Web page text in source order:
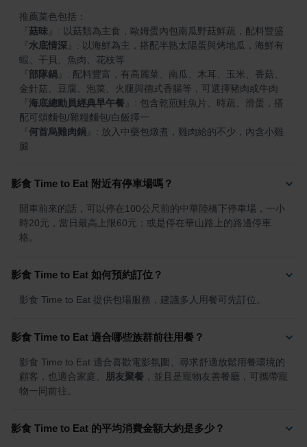
菇味
水底情深
: 以海鮮為主，搭配半熟太陽蛋與烤地瓜，海鮮有
部隊鍋
: 配料豐富，有高麗菜、南瓜、木耳、玉米、香菇、
海底總動員經典早午餐
: 包含乾煎鮭魚片、時蔬、滑蛋，搭
何首烏雞肉鍋
: 放入中藥包燉煮，雞肉給的不少，內含小雞
腿
影食 Time to Eat 附近有停車場嗎？
開車前來的話，可以停在100公尺前的中華陸橋下停車場，一小
時20元，當日最高上限60元；或是停在華山路上的路邊停車
格。
影食 Time to Eat 如何預約訂位？
影食 Time to Eat 提供包場服務，建議多人用餐可先訂位。
影食 Time to Eat 適合哪些族群前往用餐？
影食 Time to Eat 適合喜歡電影氛圍、尋求舒適放鬆用餐環境的
顧客，也適合家庭、
朋友聚餐 ，並且是寵物友善餐廳，可攜帶寵
物一同前往。
影食 Time to Eat 的平均消費金額大約是多少？